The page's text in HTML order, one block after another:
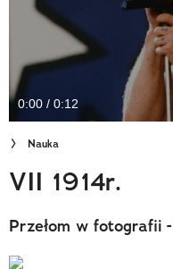
Newsletter
Cuda Polski
Wielki Konkurs Fotograficzny
Trendbook Podróżniczy
Polecane
0:00 / 0:12
Nauka
VII 1914r.
Przełom w fotografii